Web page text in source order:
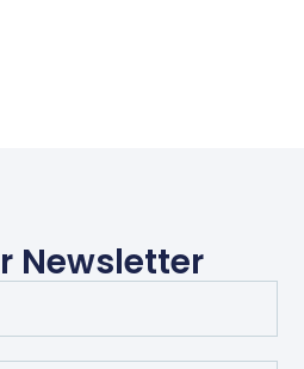
Newsletter